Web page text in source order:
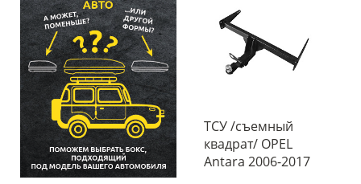
ТСУ /съемный
квадрат/ OPEL
Antara 2006-2017